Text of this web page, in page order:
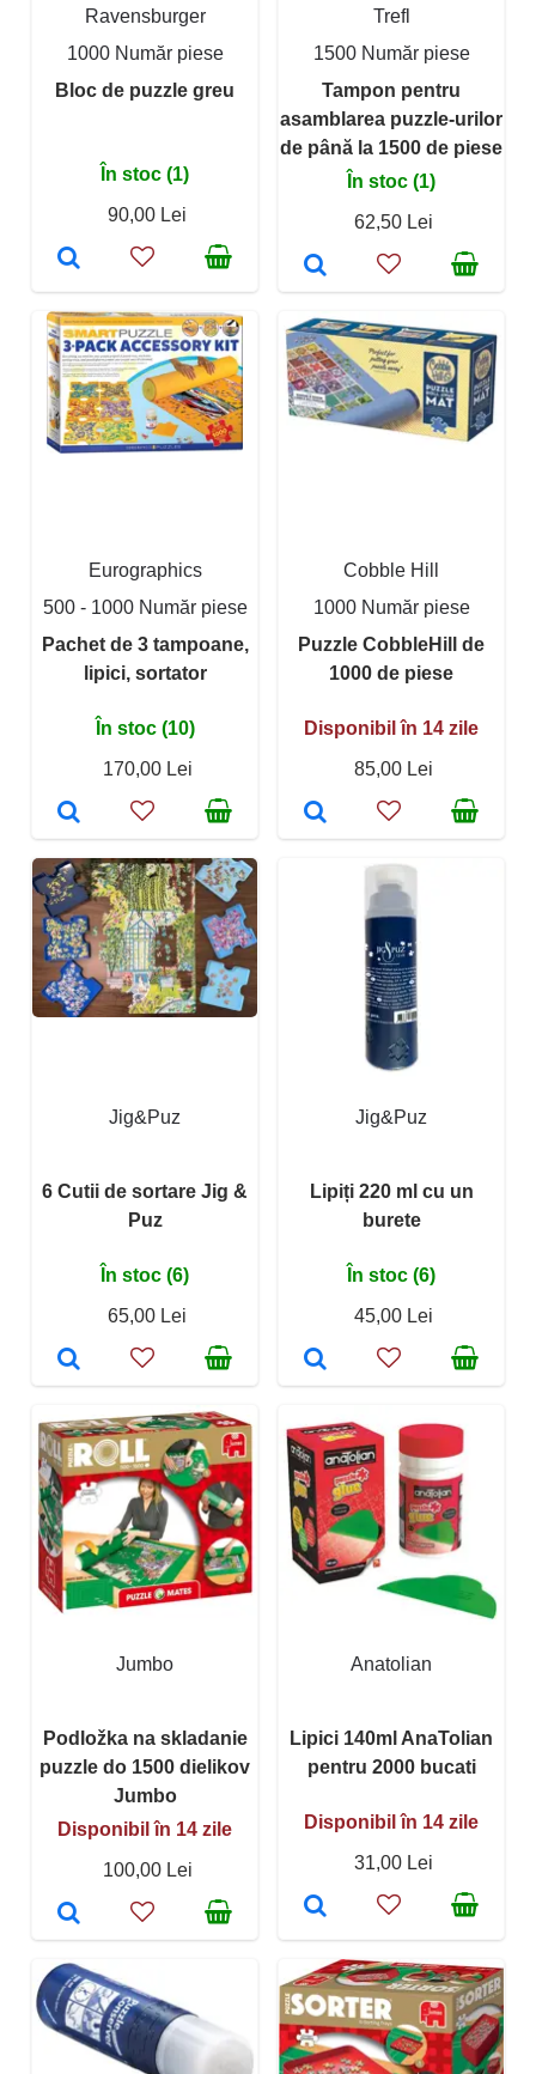
Ravensburger
1000 Număr piese
Bloc de puzzle greu
În stoc (1)
90,00 Lei
Trefl
1500 Număr piese
Tampon pentru
asamblarea puzzle-urilor
de până la 1500 de piese
În stoc (1)
62,50 Lei
Eurographics
500 - 1000 Număr piese
Pachet de 3 tampoane,
lipici, sortator
În stoc (10)
170,00 Lei
Cobble Hill
1000 Număr piese
Puzzle CobbleHill de
1000 de piese
Disponibil în 14 zile
85,00 Lei
Jig&Puz
6 Cutii de sortare Jig &
Puz
În stoc (6)
65,00 Lei
Jig&Puz
Lipiți 220 ml cu un
burete
În stoc (6)
45,00 Lei
Jumbo
Podložka na skladanie
puzzle do 1500 dielikov
Jumbo
Disponibil în 14 zile
100,00 Lei
Anatolian
Lipici 140ml AnaTolian
pentru 2000 bucati
Disponibil în 14 zile
31,00 Lei